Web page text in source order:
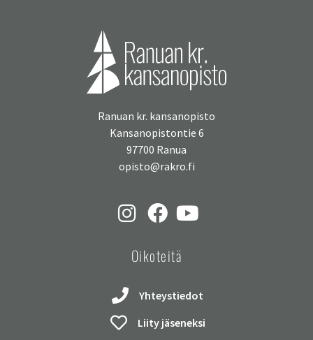
Ranuan kr. kansanopisto
Kansanopistontie 6
97700 Ranua
opisto@rakro.fi
Oikoteitä
Yhteystiedot
Liity jäseneksi